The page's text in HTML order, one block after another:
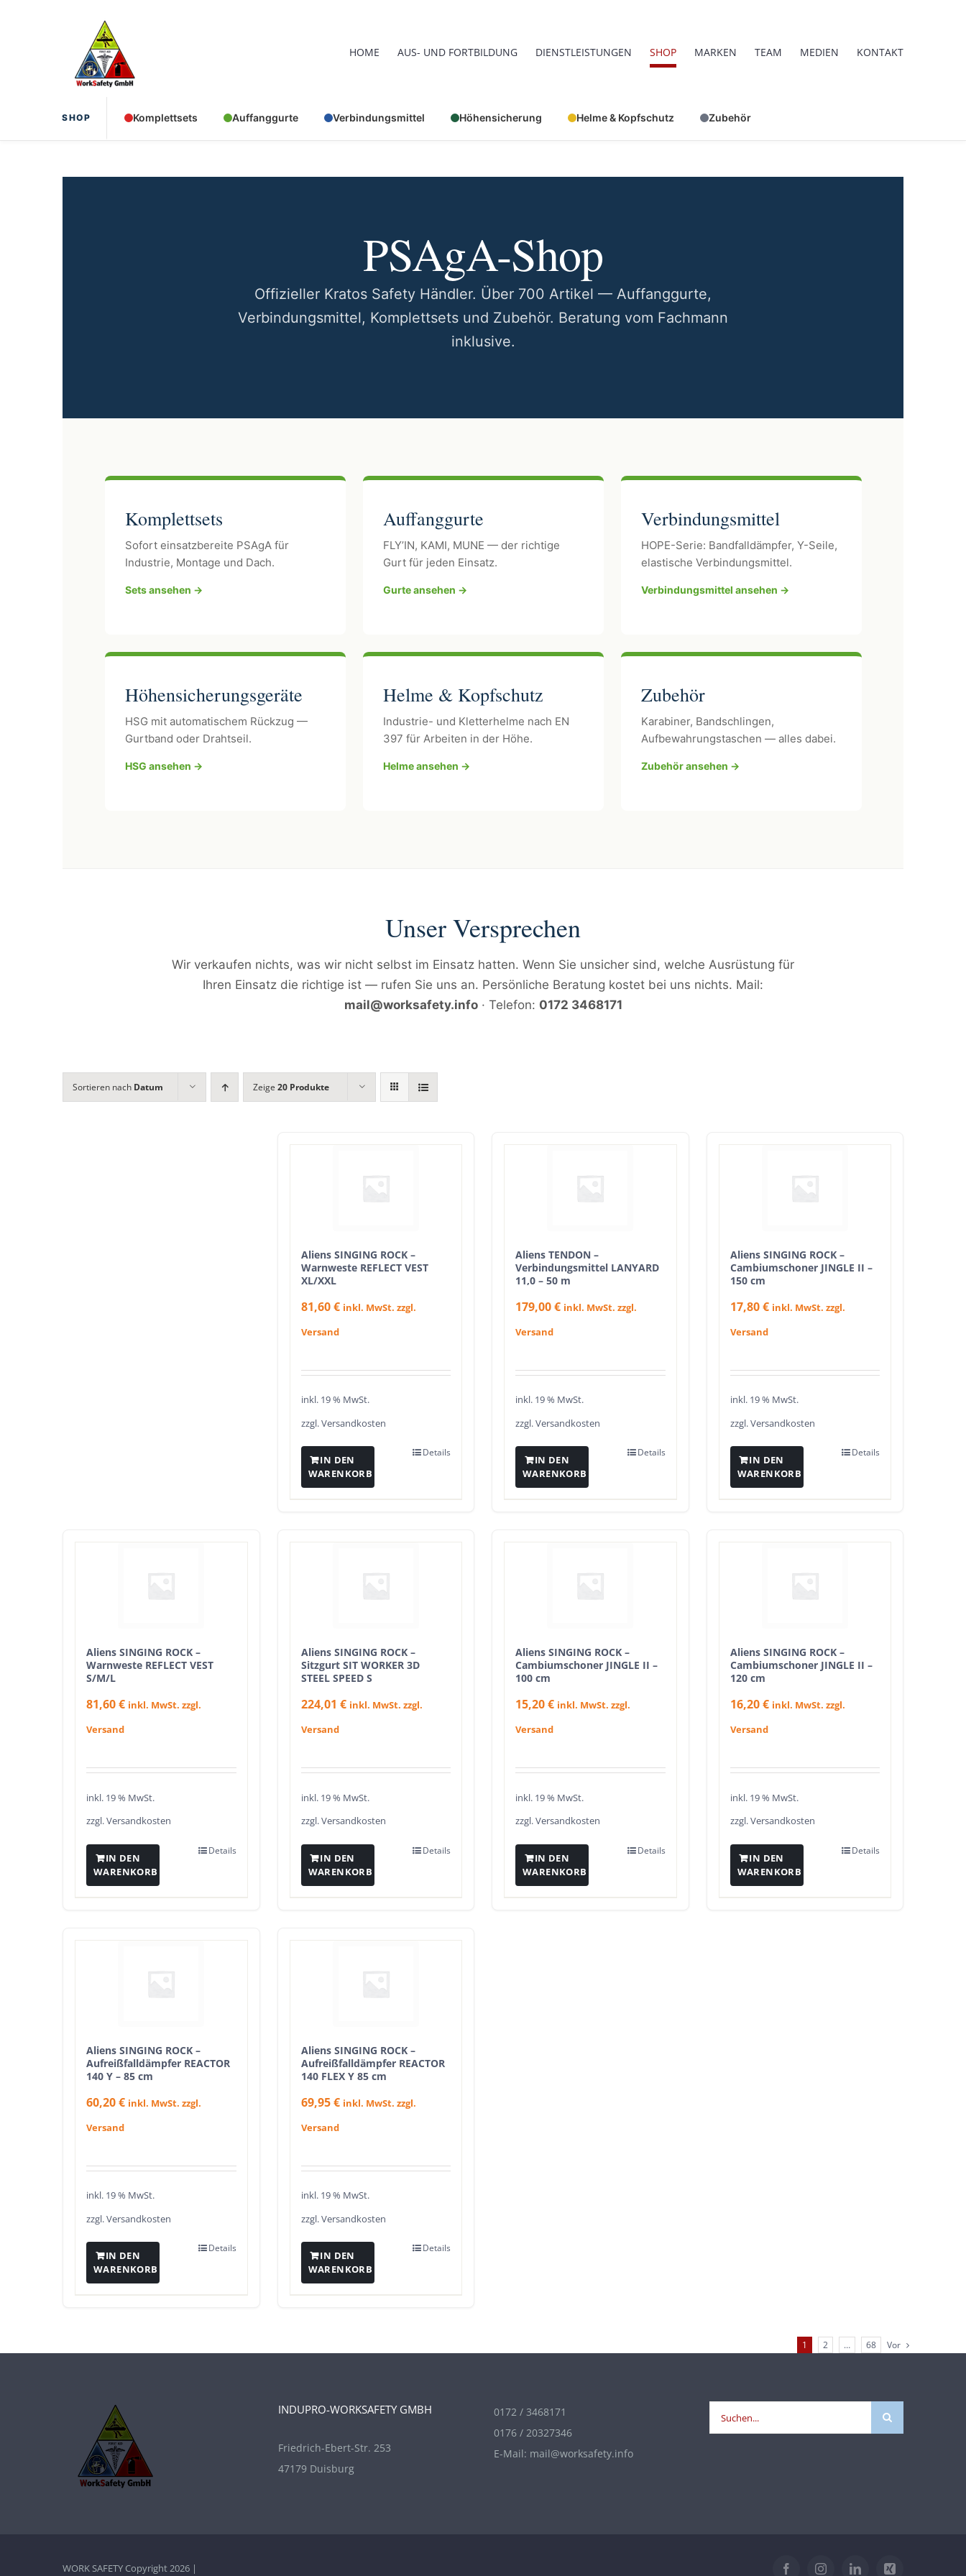
HOME AUS- UND FORTBILDUNG DIENSTLEISTUNGEN SHOP MARKEN TEAM MEDIEN KONTAKT
SHOP Komplettsets Auffanggurte Verbindungsmittel Höhensicherung Helme & Kopfschutz Zubehör
PSAgA-Shop
Offizieller Kratos Safety Händler. Über 700 Artikel — Auffanggurte,
Verbindungsmittel, Komplettsets und Zubehör. Beratung vom Fachmann
inklusive.
Komplettsets
Sofort einsatzbereite PSAgA für
Industrie, Montage und Dach.
Sets ansehen →
Auffanggurte
FLY’IN, KAMI, MUNE — der richtige
Gurt für jeden Einsatz.
Gurte ansehen →
Verbindungsmittel
HOPE-Serie: Bandfalldämpfer, Y-Seile,
elastische Verbindungsmittel.
Verbindungsmittel ansehen →
Höhensicherungsgeräte
HSG mit automatischem Rückzug —
Gurtband oder Drahtseil.
HSG ansehen →
Helme & Kopfschutz
Industrie- und Kletterhelme nach EN
397 für Arbeiten in der Höhe.
Helme ansehen →
Zubehör
Karabiner, Bandschlingen,
Aufbewahrungstaschen — alles dabei.
Zubehör ansehen →
Unser Versprechen
Wir verkaufen nichts, was wir nicht selbst im Einsatz hatten. Wenn Sie unsicher sind, welche Ausrüstung für
Ihren Einsatz die richtige ist — rufen Sie uns an. Persönliche Beratung kostet bei uns nichts. Mail:
mail@worksafety.info· Telefon: 0172 3468171
Sortieren nach Datum Zeige 20 Produkte
Aliens SINGING ROCK –
Warnweste REFLECT VEST
XL/XXL
81,60€ inkl. MwSt. zzgl.
Versand
inkl. 19 % MwSt.
zzgl.Versandkosten
IN DEN
WARENKORB
Details
Aliens TENDON –
Verbindungsmittel LANYARD
11,0 – 50 m
179,00€ inkl. MwSt. zzgl.
Versand
inkl. 19 % MwSt.
zzgl.Versandkosten
IN DEN
WARENKORB
Details
Aliens SINGING ROCK –
Cambiumschoner JINGLE II –
150 cm
17,80€ inkl. MwSt. zzgl.
Versand
inkl. 19 % MwSt.
zzgl.Versandkosten
IN DEN
WARENKORB
Details
Aliens SINGING ROCK –
Warnweste REFLECT VEST
S/M/L
81,60€ inkl. MwSt. zzgl.
Versand
inkl. 19 % MwSt.
zzgl.Versandkosten
IN DEN
WARENKORB
Details
Aliens SINGING ROCK –
Sitzgurt SIT WORKER 3D
STEEL SPEED S
224,01 € inkl. MwSt. zzgl.
Versand
inkl. 19 % MwSt.
zzgl.Versandkosten
IN DEN
WARENKORB
Details
Aliens SINGING ROCK –
Cambiumschoner JINGLE II –
100 cm
15,20€ inkl. MwSt. zzgl.
Versand
inkl. 19 % MwSt.
zzgl.Versandkosten
IN DEN
WARENKORB
Details
Aliens SINGING ROCK –
Cambiumschoner JINGLE II –
120 cm
16,20€ inkl. MwSt. zzgl.
Versand
inkl. 19 % MwSt.
zzgl.Versandkosten
IN DEN
WARENKORB
Details
Aliens SINGING ROCK –
Aufreißfalldämpfer REACTOR
140 Y – 85 cm
60,20€ inkl. MwSt. zzgl.
Versand
inkl. 19 % MwSt.
zzgl.Versandkosten
IN DEN
WARENKORB
Details
Aliens SINGING ROCK –
Aufreißfalldämpfer REACTOR
140 FLEX Y 85 cm
69,95€ inkl. MwSt. zzgl.
Versand
inkl. 19 % MwSt.
zzgl.Versandkosten
IN DEN
WARENKORB
Details
1 2 … 68 Vor
INDUPRO-WORKSAFETY GMBH
Friedrich-Ebert-Str. 253
47179 Duisburg
0172 / 3468171
0176 / 20327346
E-Mail: mail@worksafety.info
Suche
nach:
WORK SAFETY Copyright 2026 |